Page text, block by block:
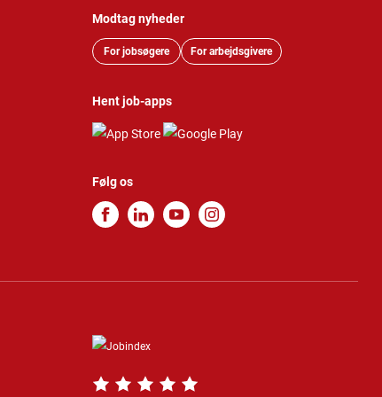
Modtag nyheder
For jobsøgere For arbejdsgivere
Hent job-apps
Følg os